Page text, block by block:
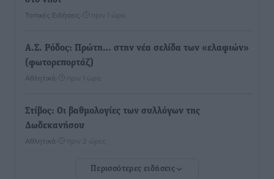
Τοπικές Ειδήσεις πριν 1 ώρα
Α.Σ. Ρόδος: Πρώτη… στην νέα σελίδα των «ελαφιών»
(φωτορεπορτάζ)
Αθλητικά πριν 1 ώρα
Στίβος: Οι βαθμολογίες των συλλόγων της
Δωδεκανήσου
Αθλητικά πριν 2 ώρες
Νέες ταυτότητες: Ποιοι πρέπει να τις αλλάξουν άμεσα
Περισσότερες ειδήσεις